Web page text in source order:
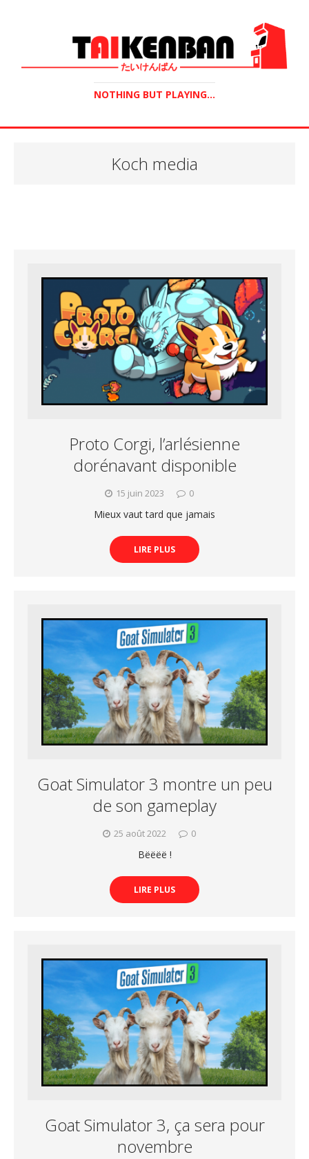
NOTHING BUT PLAYING...
Koch media
Proto Corgi, l’arlésienne
dorénavant disponible
15 juin 2023 0
Mieux vaut tard que jamais
LIRE PLUS
Goat Simulator 3 montre un peu
de son gameplay
25 août 2022 0
Bëëëë !
LIRE PLUS
Goat Simulator 3, ça sera pour
novembre